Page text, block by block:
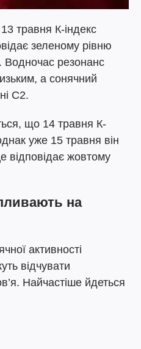
травня К-індекс
зеленому рівню
Водночас резонанс
а сонячний
C2.
що 14 травня К-
уже 15 травня він
відповідає жовтому
на
активності
відчувати
Найчастіше йдеться